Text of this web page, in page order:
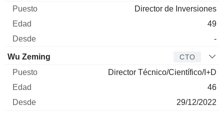
Director de Inversiones
49
-
Wu Zeming CTO
Director Técnico/Científico/I+D
46
29/12/2022